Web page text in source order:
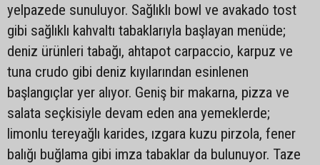
yelpazede sunuluyor. Sağlıklı bowl ve avakado tost
gibi sağlıklı kahvaltı tabaklarıyla başlayan menüde;
deniz ürünleri tabağı, ahtapot carpaccio, karpuz ve
tuna crudo gibi deniz kıyılarından esinlenen
başlangıçlar yer alıyor. Geniş bir makarna, pizza ve
salata seçkisiyle devam eden ana yemeklerde;
limonlu tereyağlı karides, ızgara kuzu pirzola, fener
balığı buğlama gibi imza tabaklar da bulunuyor. Taze